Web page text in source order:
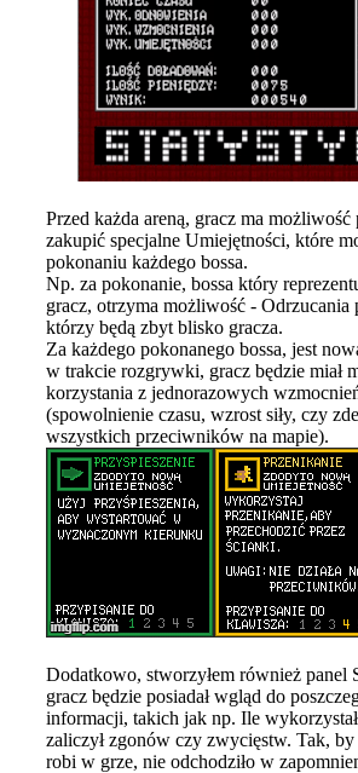
Przed każda areną, gracz ma
zakupić specjalne Umiejętności, które
pokonaniu każdego bossa.
Np. za pokonanie, bossa który
gracz, otrzyma możliwość - Odrzucania
którzy będą zbyt blisko gracza.
Za każdego pokonanego bossa, jest
w trakcie rozgrywki, gracz będzie miał
korzystania z jednorazowych
(spowolnienie czasu, wzrost siły, czy
wszystkich przeciwników na mapie).
Dodatkowo, stworzyłem również panel
gracz będzie posiadał wgląd do
informacji, takich jak np. Ile
zaliczył zgonów czy zwycięstw. Tak,
robi w grze, nie odchodziło w